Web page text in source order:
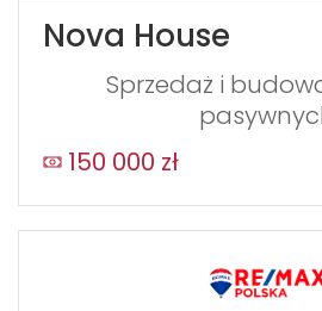
Nova House
Sprzedaż i
150 000 zł